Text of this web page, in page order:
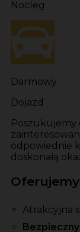
Nocleg
Darmowy
Dojazd
Poszukujemy
odpowiednie
doskonałą
Oferujemy
Atrakcyjna